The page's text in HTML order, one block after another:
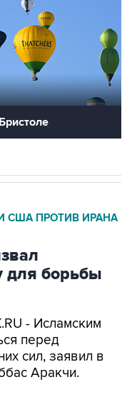
борьбы
- Исламским
сил, заявил в
Аракчи.
способны дать